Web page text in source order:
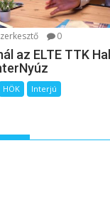
0
az ELTE TTK
HÖK Interjú